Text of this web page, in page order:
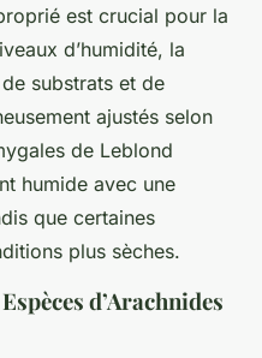
est crucial pour la
d’humidité, la
substrats et de
ajustés selon
de Leblond
humide avec une
que certaines
plus sèches.
d’Arachnides